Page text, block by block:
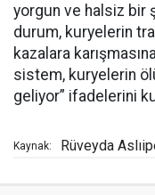
yorgun ve halsiz bir
durum, kuryelerin
kazalara
sistem, kuryelerin
geliyor” ifadelerini
Kaynak: Rüveyda